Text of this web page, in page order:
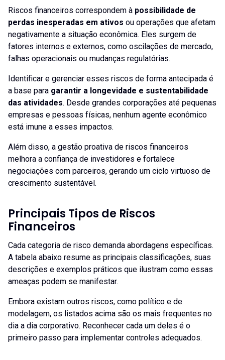
Riscos financeiros correspondem à possibilidade de
perdas inesperadas em ativos ou operações que afetam
negativamente a situação econômica. Eles surgem de
fatores internos e externos, como oscilações de mercado,
falhas operacionais ou mudanças regulatórias.
Identificar e gerenciar esses riscos de forma antecipada é
a base para garantir a longevidade e sustentabilidade
das atividades. Desde grandes corporações até pequenas
empresas e pessoas físicas, nenhum agente econômico
está imune a esses impactos.
Além disso, a gestão proativa de riscos financeiros
melhora a confiança de investidores e fortalece
negociações com parceiros, gerando um ciclo virtuoso de
crescimento sustentável.
Principais Tipos de Riscos
Financeiros
Cada categoria de risco demanda abordagens específicas.
A tabela abaixo resume as principais classificações, suas
descrições e exemplos práticos que ilustram como essas
ameaças podem se manifestar.
Embora existam outros riscos, como político e de
modelagem, os listados acima são os mais frequentes no
dia a dia corporativo. Reconhecer cada um deles é o
primeiro passo para implementar controles adequados.